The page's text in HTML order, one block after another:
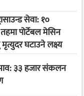
सेवा: १०
पोर्टेबल मेसिन
घटाउने लक्ष्य
३३ हजार संकलन